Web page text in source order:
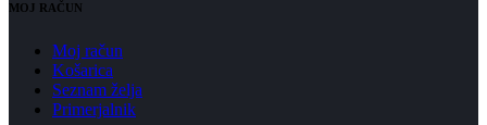
MOJ RAČUN
Moj račun
Košarica
Seznam želja
Primerjalnik